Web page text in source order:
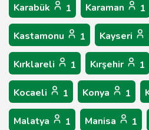
Karabük 1 Karaman 1
Kastamonu 1 Kayseri
Kırklareli 1 Kırşehir 1
Kocaeli 1 Konya 1
Malatya 1 Manisa 1